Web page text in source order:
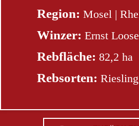
Region: Mosel |
Winzer: Ernst
Rebfläche: 82,2 ha
Rebsorten: Riesling